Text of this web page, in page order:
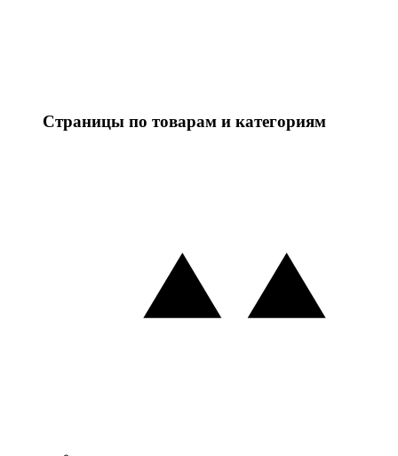
Страницы по товарам и категориям